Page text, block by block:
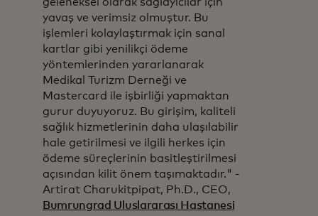
yavaş ve verimsiz olmuştur. Bu
işlemleri kolaylaştırmak için sanal
kartlar gibi yenilikçi ödeme
yöntemlerinden yararlanarak
Medikal Turizm Derneği ve
Mastercard ile işbirliği yapmaktan
gurur duyuyoruz. Bu girişim, kaliteli
sağlık hizmetlerinin daha ulaşılabilir
hale getirilmesi ve ilgili herkes için
ödeme süreçlerinin basitleştirilmesi
açısından kilit önem taşımaktadır." -
Artirat Charukitpipat, Ph.D., CEO,
Bumrungrad Uluslararası Hastanesiopens in a new